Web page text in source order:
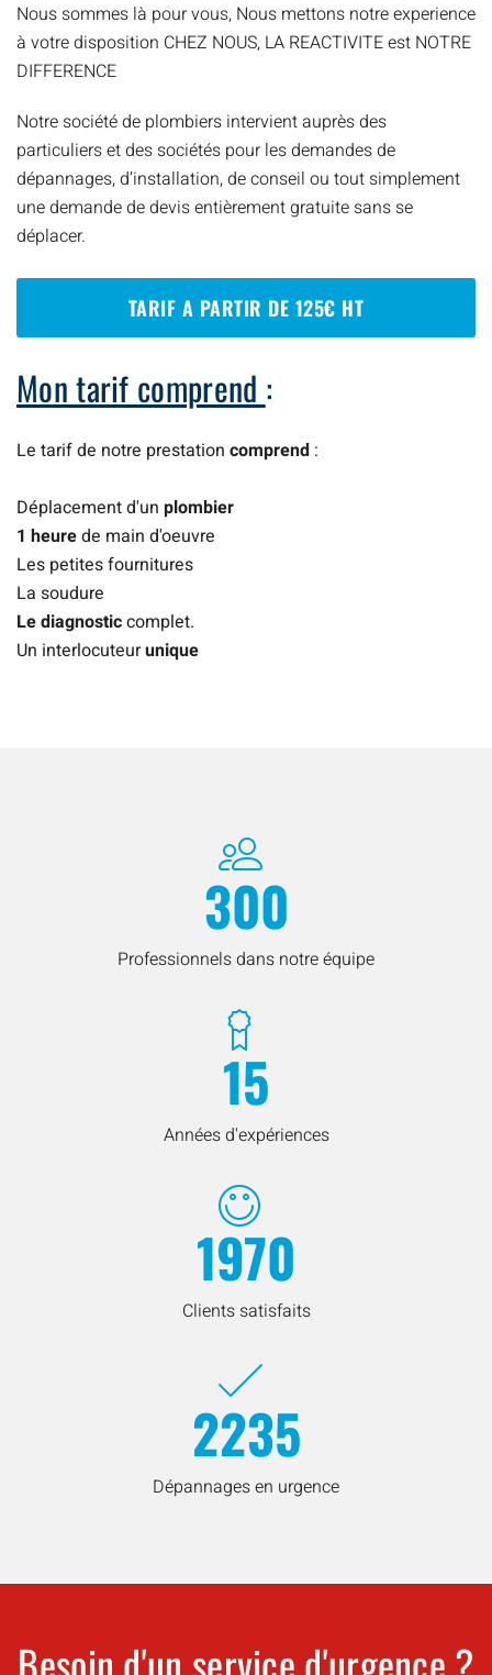
Nous sommes là pour vous, Nous mettons notre experience
à votre disposition CHEZ NOUS, LA REACTIVITE est NOTRE
DIFFERENCE
Notre société de plombiers intervient auprès des
particuliers et des sociétés pour les demandes de
dépannages, d’installation, de conseil ou tout simplement
une demande de devis entièrement gratuite sans se
déplacer.
TARIF A PARTIR DE 125€ HT
Mon tarif comprend :
Le tarif de notre prestation comprend :
Déplacement d'un plombier
1 heurede main d'oeuvre
Les petites fournitures
La soudure
Le diagnosticcomplet.
Un interlocuteurunique
300
Professionnels dans notre équipe
15
Années d'expériences
1970
Clients satisfaits
2235
Dépannages en urgence